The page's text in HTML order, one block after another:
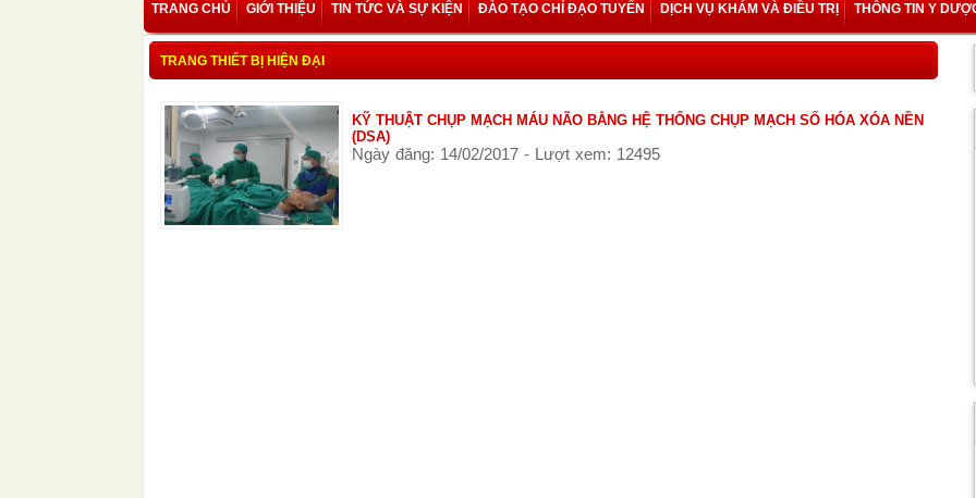
TRANG CHỦ GIỚI THIỆU TIN TỨC VÀ SỰ KIỆN ĐÀO TẠO CHỈ ĐẠO TUYẾN DỊCH VỤ KHÁM VÀ ĐIỀU TRỊ THÔNG TIN Y
TRANG THIẾT BỊ HIỆN ĐẠI
KỸ THUẬT CHỤP MẠCH MÁU NÃO BẰNG HỆ THỐNG CHỤP MẠCH SỐ HÓA XÓA NỀN
(DSA)
Ngày đăng: 14/02/2017 - Lượt xem: 12495